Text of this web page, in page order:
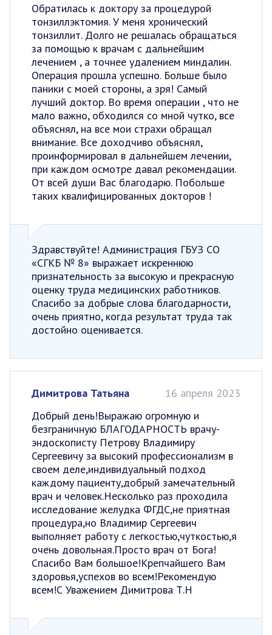
Обратилась к доктору за процедурой
тонзиллэктомия. У меня хронический
тонзиллит. Долго не решалась обращаться
за помощью к врачам с дальнейшим
лечением , а точнее удалением миндалин.
Операция прошла успешно. Больше было
паники с моей стороны, а зря! Самый
лучший доктор. Во время операции , что не
мало важно, обходился со мной чутко, все
объяснял, на все мои страхи обращал
внимание. Все доходчиво объяснял,
проинформировал в дальнейшем лечении,
при каждом осмотре давал рекомендации.
От всей души Вас благодарю. Побольше
таких квалифицированных докторов !
Здравствуйте! Администрация ГБУЗ СО
«СГКБ № 8» выражает искреннюю
признательность за высокую и прекрасную
оценку труда медицинских работников.
Спасибо за добрые слова благодарности,
очень приятно, когда результат труда так
достойно оценивается.
Димитрова Татьяна
16 апреля 2023
Добрый день!Выражаю огромную и
безграничную БЛАГОДАРНОСТЬ врачу-
эндоскописту Петрову Владимиру
Сергеевичу за высокий профессионализм в
своем деле,индивидуальный подход
каждому пациенту,добрый замечательный
врач и человек.Несколько раз проходила
исследование желудка ФГДС,не приятная
процедура,но Владимир Сергеевич
выполняет работу с легкостью,чуткостью,я
очень довольная.Просто врач от Бога!
Спасибо Вам большое!Крепчайшего Вам
здоровья,успехов во всем!Рекомендую
всем!С Уважением Димитрова Т.Н